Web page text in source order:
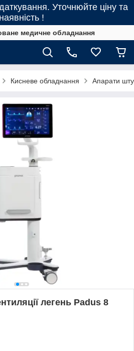
Уточнюйте ціну та
наявність !
медичне обладнання
Кисневе обладнання Апарати
легень Padus 8